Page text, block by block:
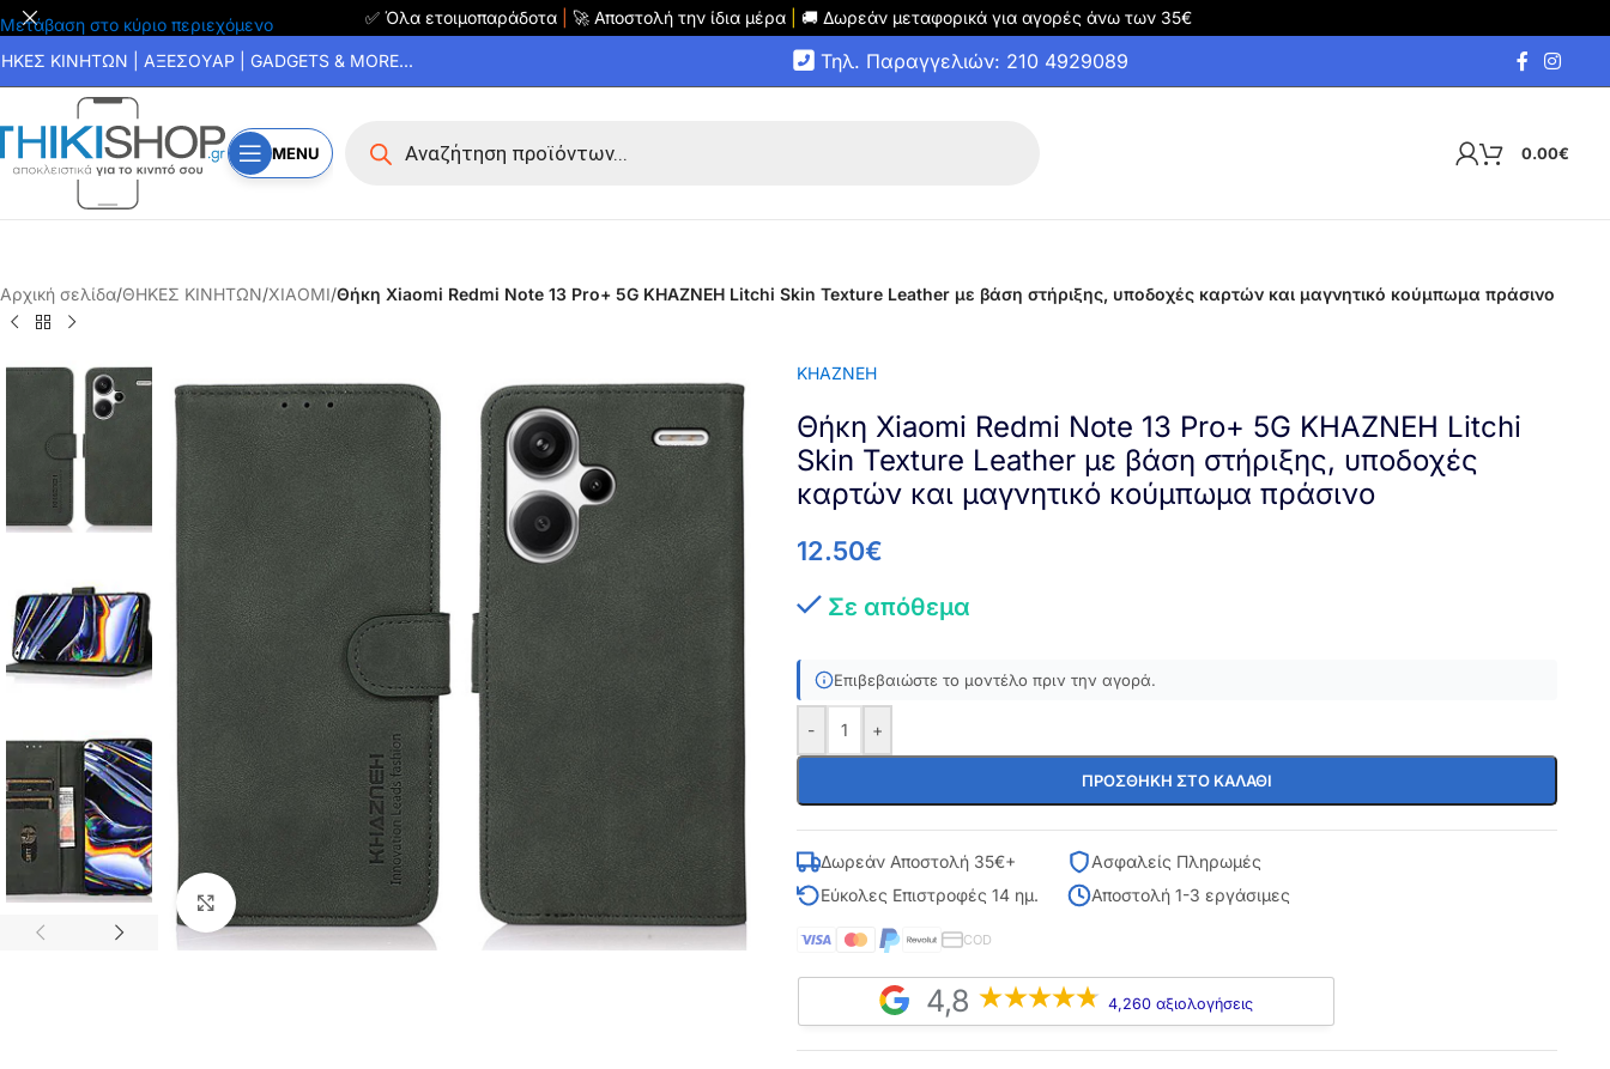
Μετάβαση στο κύριο περιεχόμενο ✅ Όλα ετοιμοπαράδοτα 🚀 Αποστολή την ίδια μέρα 🚚 Δωρεάν μεταφορικά για αγορές άνω των 35€
ΚΙΝΗΤΩΝ | ΑΞΕΣΟΥΑΡ | GADGETS & MORE... Τηλ. Παραγγελιών: 210 4929089
MENU 0.00€
Αρχική σελίδα/ΘΗΚΕΣ ΚΙΝΗΤΩΝ/XIAOMI/Θήκη Xiaomi Redmi Note 13 Pro+ 5G KHAZNEH Litchi Skin Texture Leather με βάση στήριξης, υποδοχές καρτών και μαγνητικό κούμπωμα πράσινο
Click to enlarge
KHAZNEH
Θήκη Xiaomi Redmi Note 13 Pro+ 5G KHAZNEH Litchi
Skin Texture Leather με βάση στήριξης, υποδοχές
καρτών και μαγνητικό κούμπωμα πράσινο
12.50€
Σε απόθεμα
Επιβεβαιώστε το μοντέλο πριν την αγορά.
- +
ΠΡΟΣΘΉΚΗ ΣΤΟ ΚΑΛΆΘΙ
Δωρεάν Αποστολή 35€+
Ασφαλείς Πληρωμές
Εύκολες Επιστροφές 14 ημ.
Αποστολή 1-3 εργάσιμες
COD
4,8 4,260 αξιολογήσεις